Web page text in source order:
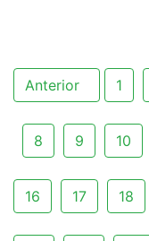
Anterior 1
8 9 10
16 17 18